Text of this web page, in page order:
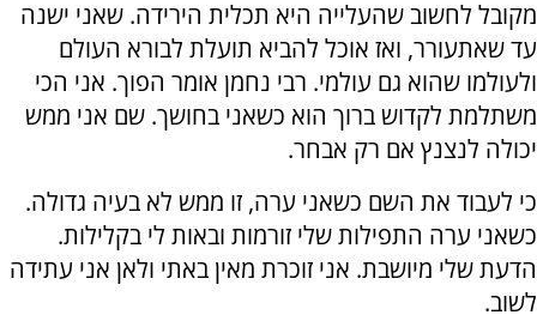
מקובל לחשוב שהעלייה היא תכלית הירידה. שאני ישנה
עד שאתעורר, ואז אוכל להביא תועלת לבורא העולם
ולעולמו שהוא גם עולמי. רבי נחמן אומר הפוך. אני הכי
משתלמת לקדוש ברוך הוא כשאני בחושך. שם אני ממש
יכולה לנצנץ אם רק אבחר.
כי לעבוד את השם כשאני ערה, זו ממש לא בעיה גדולה.
כשאני ערה התפילות שלי זורמות ובאות לי בקלילות.
הדעת שלי מיושבת. אני זוכרת מאין באתי ולאן אני עתידה
לשוב.